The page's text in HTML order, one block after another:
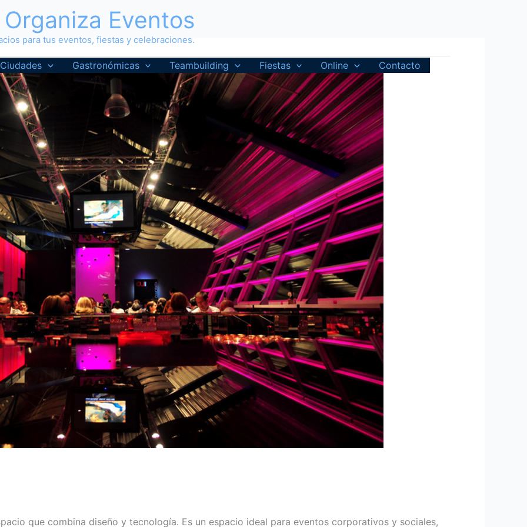
Organiza Eventos
para tus eventos, fiestas y celebraciones.
Ciudades Gastronómicas Teambuilding Fiestas Online Contacto
que combina diseño y tecnología. Es un espacio ideal para eventos corporativos y sociales,